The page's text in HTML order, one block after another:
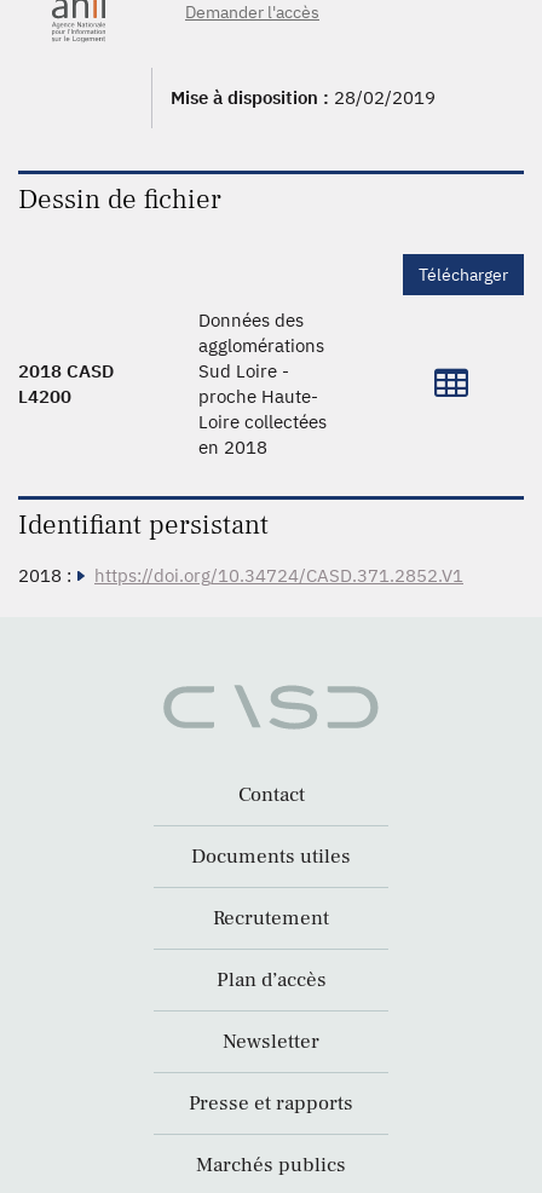
Demander l'accès
Mise à disposition : 28/02/2019
Dessin de fichier
Télécharger
2018 CASD
L4200
Données des
agglomérations
Sud Loire -
proche Haute-
Loire collectées
en 2018
Identifiant persistant
2018 : https://doi.org/10.34724/CASD.371.2852.V1
Contact
Documents utiles
Recrutement
Plan d’accès
Newsletter
Presse et rapports
Marchés publics